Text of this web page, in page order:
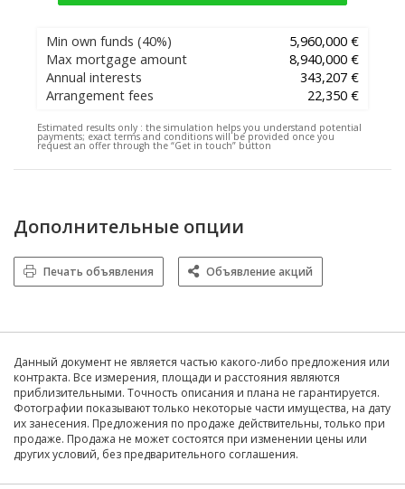
Min own funds (40%)
5,960,000 €
Max mortgage amount
8,940,000 €
Annual interests
343,207 €
Arrangement fees
22,350 €
Estimated results only : the simulation helps you understand potential
payments; exact terms and conditions will be provided once you
request an offer through the “Get in touch” button
Дополнительные опции
Печать объявления Объявление акций
Данный документ не является частью какого-либо предложения или
контракта. Все измерения, площади и расстояния являются
приблизительными. Точность описания и плана не гарантируется.
Фотографии показывают только некоторые части имущества, на дату
их занесения. Предложения по продаже действительны, только при
продаже. Продажа не может состоятся при изменении цены или
других условий, без предварительного соглашения.